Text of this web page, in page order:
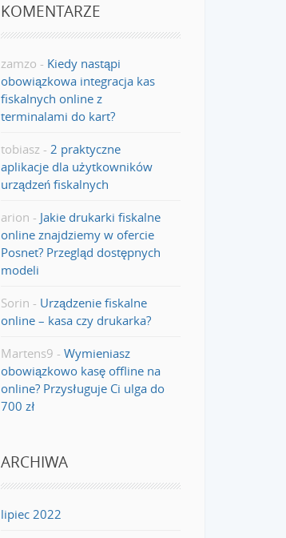
KOMENTARZE
zamzo - Kiedy nastąpi
obowiązkowa integracja kas
fiskalnych online z
terminalami do kart?
tobiasz - 2 praktyczne
aplikacje dla użytkowników
urządzeń fiskalnych
arion - Jakie drukarki fiskalne
online znajdziemy w ofercie
Posnet? Przegląd dostępnych
modeli
Sorin - Urządzenie fiskalne
online – kasa czy drukarka?
Martens9 - Wymieniasz
obowiązkowo kasę offline na
online? Przysługuje Ci ulga do
700 zł
ARCHIWA
lipiec 2022